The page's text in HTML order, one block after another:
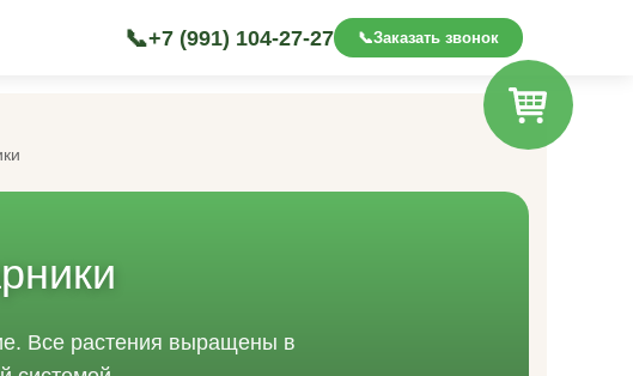
📞+7 (991) 104-27-27 📞Заказать звонок
Все растения выращены в